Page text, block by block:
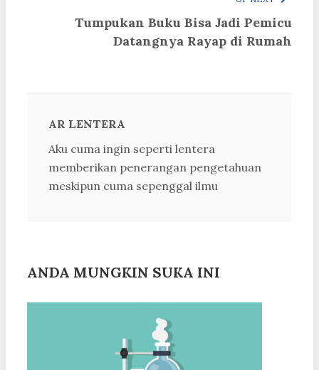
Tumpukan Buku Bisa Jadi Pemicu
Datangnya Rayap di Rumah
AR LENTERA
Aku cuma ingin seperti lentera
memberikan penerangan pengetahuan
meskipun cuma sepenggal ilmu
ANDA MUNGKIN SUKA INI